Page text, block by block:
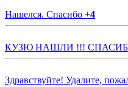
Нашелся. Спасибо +4
КУЗЮ НАШЛИ !!!
Здравствуйте! Удалите,